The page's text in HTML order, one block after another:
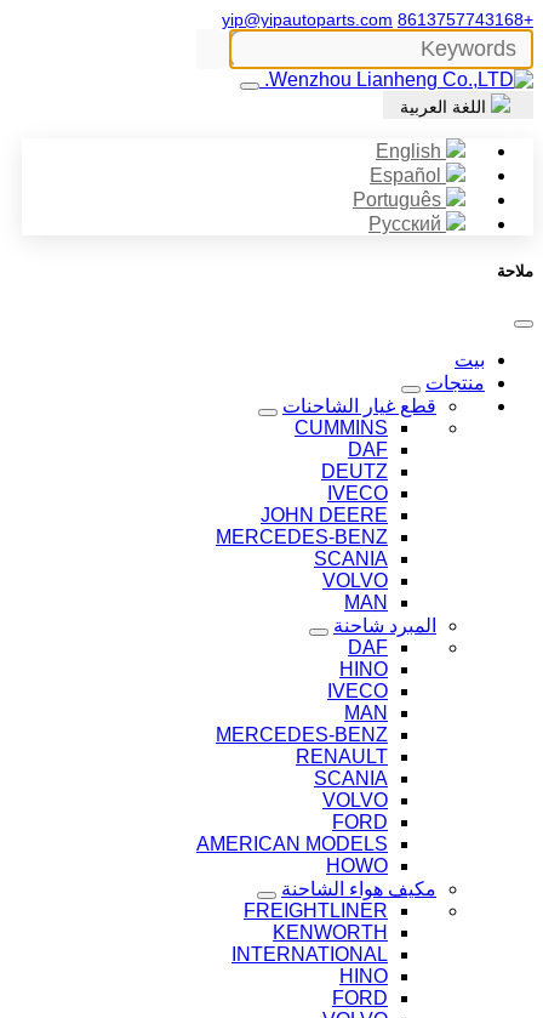
+8613757743168
yip@yipautoparts.com
اللغة العربية
ملاحة
بيت
منتجات
قطع غيار الشاحنات
CUMMINS
DAF
DEUTZ
IVECO
JOHN DEERE
MERCEDES-BENZ
SCANIA
VOLVO
MAN
المبرد شاحنة
DAF
HINO
IVECO
MAN
MERCEDES-BENZ
RENAULT
SCANIA
VOLVO
FORD
AMERICAN MODELS
HOWO
مكيف هواء الشاحنة
FREIGHTLINER
KENWORTH
INTERNATIONAL
HINO
FORD